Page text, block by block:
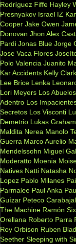
Rodríguez Fiffe Hayley
Presnyakov Israel IZ
Cooper Jake Owen
Donovan Jhon Alex
Pardi Jonas Blue Jorge
Jose Vaca Flores
Polo Valencia Juanito
Kar Accidents Kelly
Lee Brice Lenka
Lori Meyers Los
Adentro Los
Secretos Los Visconti
Demetrio Lukas Graham
Maldita Nerea Manolo
Guerra Marco Aurelio
Mendelssohn Miguel
Moderatto Moenia
Natives Natti Natasha
Lopez Pablo Milanes
Parmalee Paul Anka
Guízar Peteco Carabajal
The Machine Ramón
Orellana Roberto Parra
Roy Orbison Ruben
Seether Sleeping with